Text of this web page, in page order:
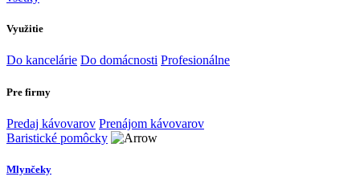
Využitie
Do kancelárie Do domácnosti Profesionálne
Pre firmy
Predaj kávovarov Prenájom kávovarov
Baristické pomôcky
Mlynčeky